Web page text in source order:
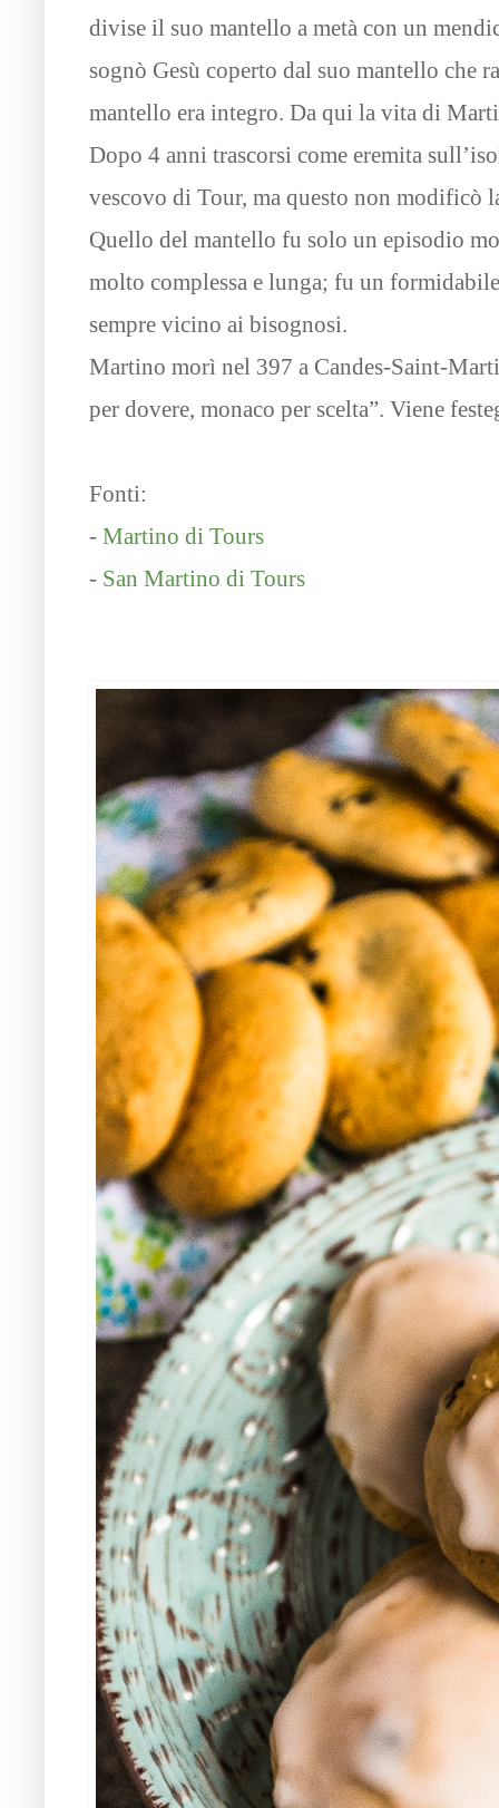
divise il suo mantello a metà con un
sognò Gesù coperto dal suo mantello che
mantello era integro. Da qui la vita di
Dopo 4 anni trascorsi come eremita
vescovo di Tour, ma questo non modificò
Quello del mantello fu solo un episodio
molto complessa e lunga; fu un
sempre vicino ai bisognosi.
Martino morì nel 397 a Candes-Saint-
per dovere, monaco per scelta”. Viene
Fonti:
- Martino di Tours
- San Martino di Tours